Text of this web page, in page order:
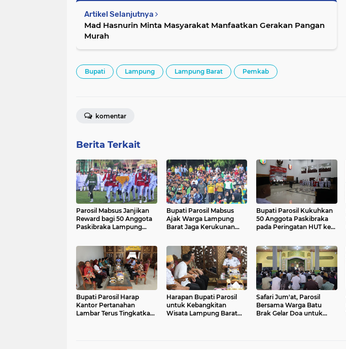
Artikel Selanjutnya
Mad Hasnurin Minta Masyarakat Manfaatkan Gerakan Pangan
Murah
Bupati Lampung Lampung Barat Pemkab
komentar
Berita Terkait
Parosil Mabsus Janjikan
Reward bagi 50 Anggota
Paskibraka Lampung
Bupati Parosil Mabsus
Ajak Warga Lampung
Barat Jaga Kerukunan
Bupati Parosil Kukuhkan
50 Anggota Paskibraka
pada Peringatan HUT ke-
Bupati Parosil Harap
Kantor Pertanahan
Lambar Terus Tingkatkan
Harapan Bupati Parosil
untuk Kebangkitan
Wisata Lampung Barat
Safari Jum'at, Parosil
Bersama Warga Batu
Brak Gelar Doa untuk